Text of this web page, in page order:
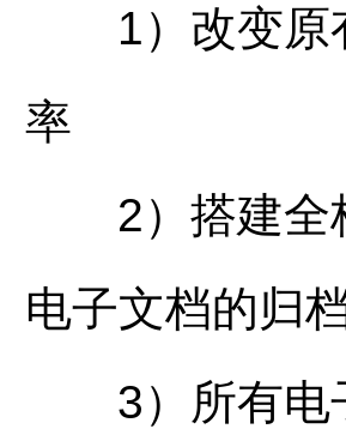
1）改变原有
率
2）搭建全校
电子文档的归
3）所有电子